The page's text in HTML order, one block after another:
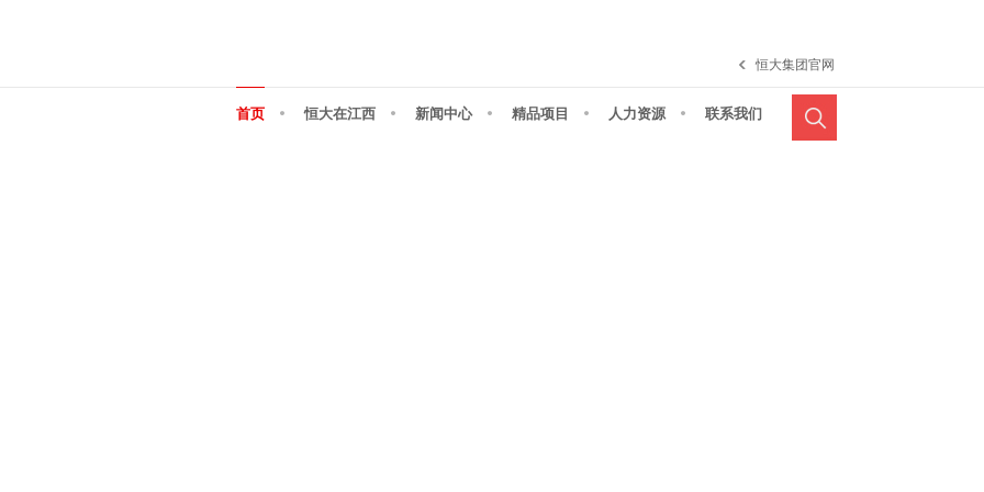
恒大集团官网
首页 恒大在江西 新闻中心 精品项目 人力资源 联系我们